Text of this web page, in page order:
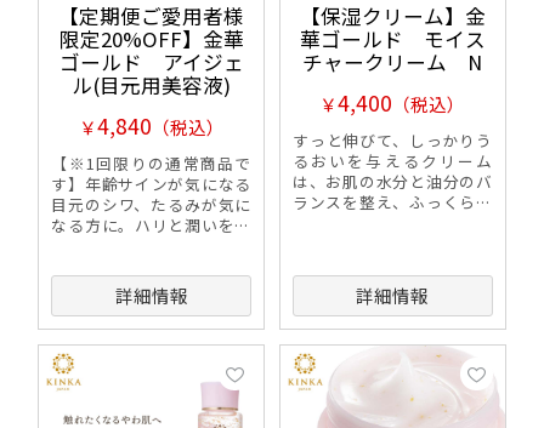
【定期便ご愛用者様
限定20%OFF】金華
ゴールド アイジェ
ル(目元用美容液)
￥4,840 （税込）
【※1回限りの通常商品で
す】年齢サインが気になる
目元のシワ、たるみが気に
なる方に。ハリと潤いを与
容液。金箔*1とシンエイク
(ボトックス様成分)*2のWの
力で目元にハリUP!
詳細情報
【保湿クリーム】金
華ゴールド モイス
チャークリーム N
￥4,400 （税込）
すっと伸びて、しっかりう
るおいを与えるクリーム
は、お肌の水分と油分のバ
ランスを整え、ふっくら弾
詳細情報